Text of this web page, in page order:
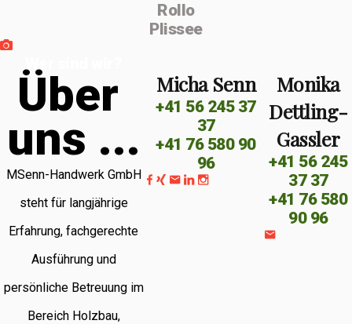
Rollo
Plissee
Über
uns ...
MSenn-Handwerk GmbH
steht für langjährige
Erfahrung, fachgerechte
Ausführung und
persönliche Betreuung im
Bereich Holzbau,
Micha Senn
+41 56 245 37
37
+41 76 580 90
96
Monika
Dettling-
Gassler
+41 56 245
37 37
+41 76 580
90 96